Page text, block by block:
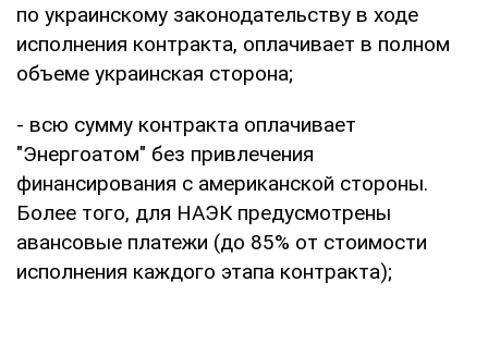
по украинскому законодательству в ходе
исполнения контракта, оплачивает в полном
объеме украинская сторона;
- всю сумму контракта оплачивает
"Энергоатом" без привлечения
финансирования с американской стороны.
Более того, для НАЭК предусмотрены
авансовые платежи (до 85% от стоимости
исполнения каждого этапа контракта);